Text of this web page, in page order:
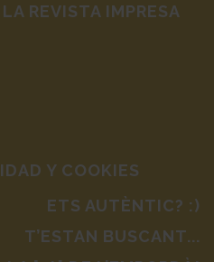
REVISTA IMPRESA
Y COOKIES
ETS AUTÈNTIC? :)
T’ESTAN BUSCANT...